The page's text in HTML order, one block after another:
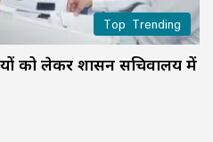
Top Trending
को लेकर शासन सचिवालय में